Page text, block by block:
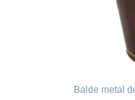
Balde metal